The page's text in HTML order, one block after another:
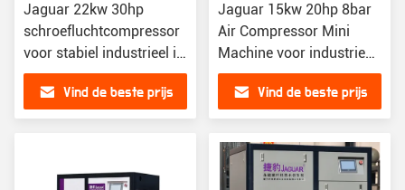
Jaguar 22kw 30hp
schroefluchtcompressor
voor stabiel industrieel in
Azië Afrika en Amerika
Vind de beste prijs
Jaguar 15kw 20hp 8bar
Air Compressor Mini
Machine voor industrieel
gebruik in Azië en Afrika
Vind de beste prijs